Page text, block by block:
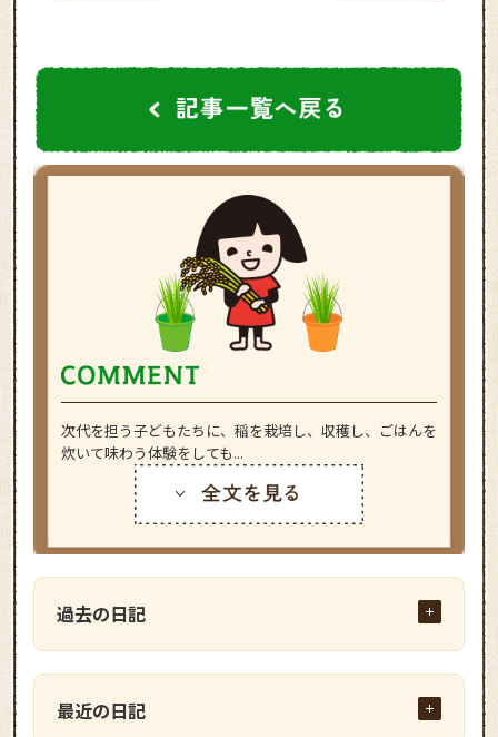
次代を担う子どもたちに、稲を栽培し、収穫し、ごはんを
炊いて味わう体験をしても...
過去の日記
最近の日記